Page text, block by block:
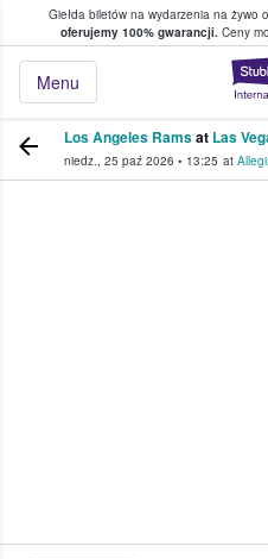
Giełda biletów na wydarzenia na żywo
oferujemy 100% gwarancji. Ceny
Menu
w którym fani i
Los Angeles Ramsat Las
niedz., 25 paź 2026 • 13:25 at